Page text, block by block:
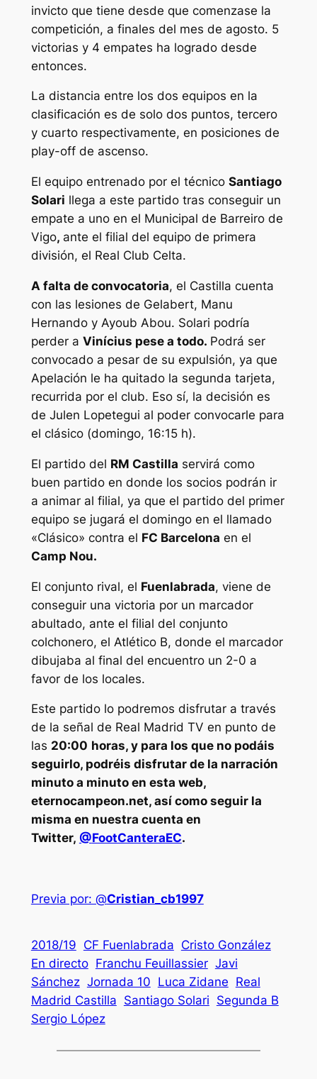
invicto que tiene desde que comenzase la
competición, a finales del mes de agosto. 5
victorias y 4 empates ha logrado desde
entonces.
La distancia entre los dos equipos en la
clasificación es de solo dos puntos, tercero
y cuarto respectivamente, en posiciones de
play-off de ascenso.
El equipo entrenado por el técnico Santiago
Solari llega a este partido tras conseguir un
empate a uno en el Municipal de Barreiro de
Vigo, ante el filial del equipo de primera
división, el Real Club Celta.
A falta de convocatoria, el Castilla cuenta
con las lesiones de Gelabert, Manu
Hernando y Ayoub Abou. Solari podría
perder a Vinícius pese a todo. Podrá ser
convocado a pesar de su expulsión, ya que
Apelación le ha quitado la segunda tarjeta,
recurrida por el club. Eso sí, la decisión es
de Julen Lopetegui al poder convocarle para
el clásico (domingo, 16:15 h).
El partido del RM Castilla servirá como
buen partido en donde los socios podrán ir
a animar al filial, ya que el partido del primer
equipo se jugará el domingo en el llamado
«Clásico» contra el FC Barcelona en el
Camp Nou.
El conjunto rival, el Fuenlabrada, viene de
conseguir una victoria por un marcador
abultado, ante el filial del conjunto
colchonero, el Atlético B, donde el marcador
dibujaba al final del encuentro un 2-0 a
favor de los locales.
Este partido lo podremos disfrutar a través
de la señal de Real Madrid TV en punto de
las 20:00 horas, y para los que no podáis
seguirlo, podréis disfrutar de la narración
minuto a minuto en esta web,
eternocampeon.net, así como seguir la
misma en nuestra cuenta en
Twitter, @FootCanteraEC.
Previa por: @Cristian_cb1997
2018/19 CF Fuenlabrada Cristo González
En directo Franchu Feuillassier Javi
Sánchez Jornada 10 Luca Zidane Real
Madrid Castilla Santiago Solari Segunda B
Sergio López